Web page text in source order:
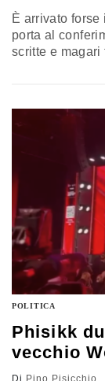
È arrivato
porta al
scritte e
POLITICA
Phisikk
vecchio